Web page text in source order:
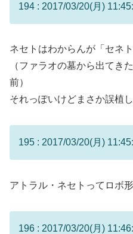
194 : 2017/03/20(月)
ネセトはわからんが「セネ
（ファラオの墓から出てき
前）
それっぽいけどまさか誤植
195 : 2017/03/20(月)
アトラル・ネセトってロボ
196 : 2017/03/20(月)